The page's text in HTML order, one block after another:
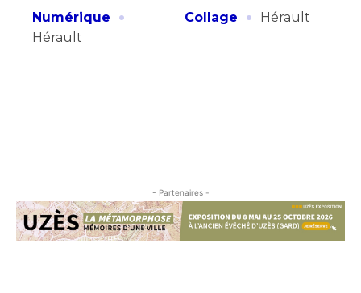
Numérique
·
Hérault
Collage
· Hérault
- Partenaires -